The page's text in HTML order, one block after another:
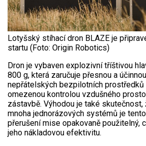
Lotyšský stíhací dron BLAZE je
startu (Foto: Origin Robotics)
Dron je vybaven explozivní tříštivou
800 g, která zaručuje přesnou a
nepřátelských bezpilotních
omezenou kontrolou vzdušného
zástavbě. Výhodou je také
mnoha jednorázových systémů je
přerušení mise opakovaně použitelný,
jeho nákladovou efektivitu.